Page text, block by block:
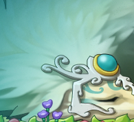
추가정보
컨텐